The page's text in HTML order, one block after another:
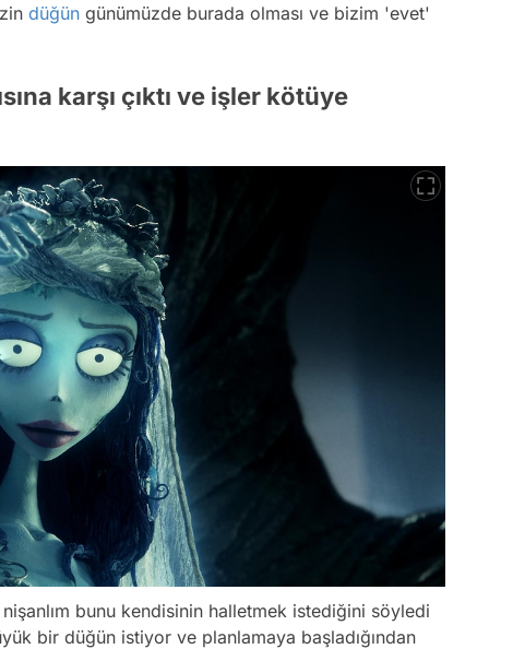
düğün günümüzde burada olması ve bizim 'evet'
karşı çıktı ve işler kötüye
nişanlım bunu kendisinin halletmek istediğini söyledi
bir düğün istiyor ve planlamaya başladığından